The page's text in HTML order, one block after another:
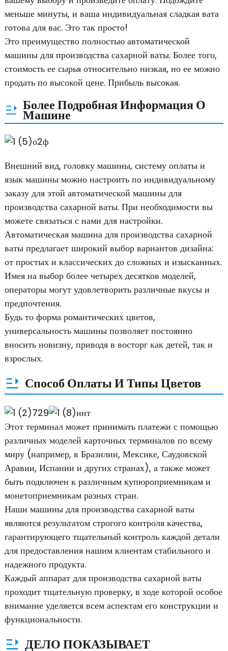
меньше минуты, и ваша индивидуальная сладкая вата
готова для вас. Это так просто!
Это преимущество полностью автоматической
машины для производства сахарной ваты. Более того,
стоимость ее сырья относительно низкая, но ее можно
продать по высокой цене. Прибыль высокая.
Более Подробная Информация О
Машине
Внешний вид, головку машины, систему оплаты и
язык машины можно настроить по индивидуальному
заказу для этой автоматической машины для
производства сахарной ваты. При необходимости вы
можете связаться с нами для настройки.
Автоматическая машина для производства сахарной
ваты предлагает широкий выбор вариантов дизайна:
от простых и классических до сложных и изысканных.
Имея на выбор более четырех десятков моделей,
операторы могут удовлетворить различные вкусы и
предпочтения.
Будь то форма романтических цветов,
универсальность машины позволяет постоянно
вносить новизну, приводя в восторг как детей, так и
взрослых.
Способ Оплаты И Типы Цветов
Этот терминал может принимать платежи с помощью
различных моделей карточных терминалов по всему
миру (например, в Бразилии, Мексике, Саудовской
Аравии, Испании и других странах), а также может
быть подключен к различным купюроприемникам и
монетоприемникам разных стран.
Наши машины для производства сахарной ваты
являются результатом строгого контроля качества,
гарантирующего тщательный контроль каждой детали
для предоставления нашим клиентам стабильного и
надежного продукта.
Каждый аппарат для производства сахарной ваты
проходит тщательную проверку, в ходе которой особое
внимание уделяется всем аспектам его конструкции и
функциональности.
ДЕЛО ПОКАЗЫВАЕТ